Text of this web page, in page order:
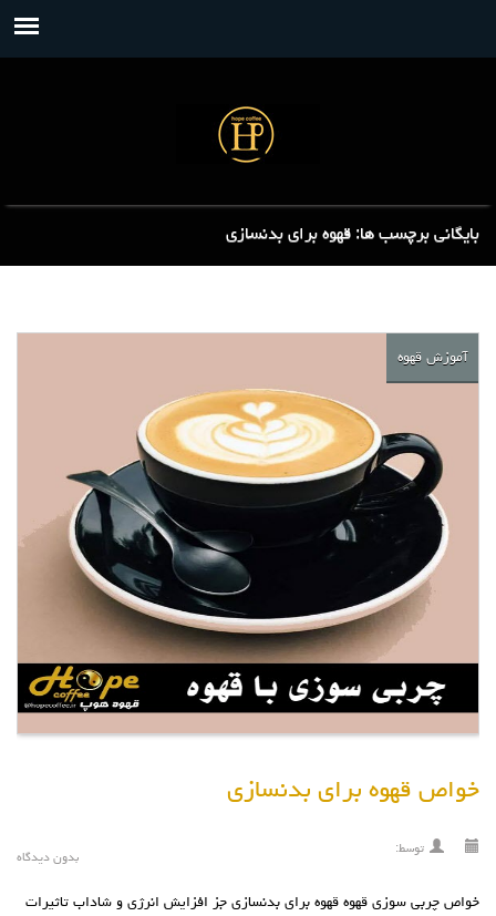
بایگانی برچسب ها: قهوه برای بدنسازی
آموزش قهوه
خواص قهوه برای بدنسازی
توسط:
بدون دیدگاه
خواص چربی سوزی قهوه قهوه برای بدنسازی جز افزایش انرژی و شاداب تاثیرات